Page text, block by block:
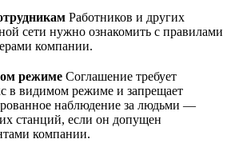
Работников и других
сети нужно ознакомить с правилами
компании.
режиме Соглашение требует
в видимом режиме и запрещает
наблюдение за людьми —
станций, если он допущен
компании.